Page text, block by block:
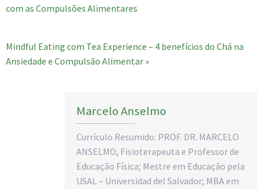
com as Compulsões Alimentares
Mindful Eating com Tea Experience – 4 benefícios do Chá na
Ansiedade e Compulsão Alimentar »
Marcelo Anselmo
Currículo Resumido: PROF. DR. MARCELO
ANSELMO, Fisioterapeuta e Professor de
Educação Física; Mestre em Educação pela
USAL – Universidad del Salvador; MBA em